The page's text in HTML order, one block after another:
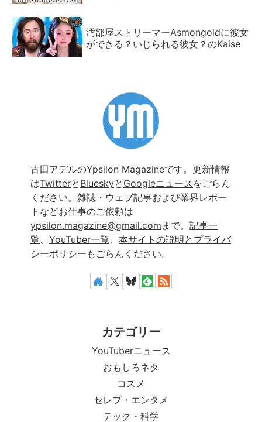
汚部屋ストリーマーAsmongoldに彼女
ができる？いじられる彼女？のKaise
古田アデルのYpsilon Magazineです。更新情報
はTwitterと Blueskyと Googleニュース をごらん
ください。雑誌・ウェブ記事および業界レポー
トなどお仕事のご依頼は
ypsilon.magazine@gmail.com まで。 記事一
覧、 YouTuber一覧、 本サイトの説明とプライバ
シーポリシー もごらんください。
カテゴリー
YouTuberニュース
おもしろネタ
コスメ
セレブ・エンタメ
テック・科学